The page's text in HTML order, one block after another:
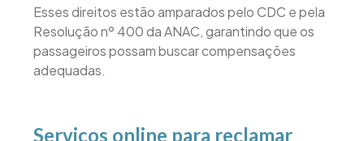
Esses direitos estão amparados pelo CDC e pela
Resolução nº 400 da ANAC, garantindo que os
passageiros possam buscar compensações
adequadas.
Serviços online para reclamar